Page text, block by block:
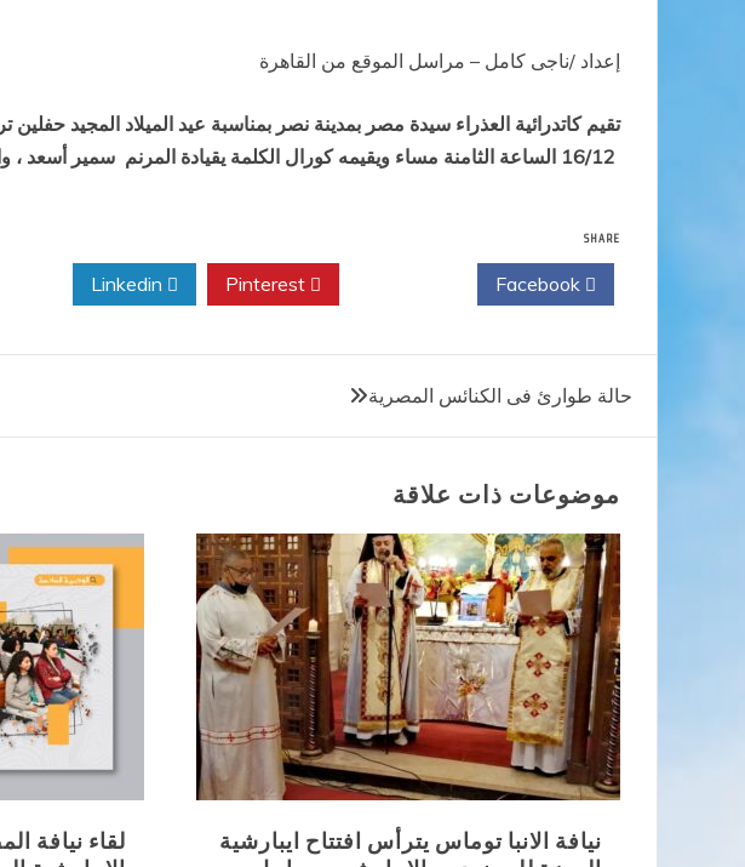
إعداد /ناجى كامل – مراسل الموقع من القاهرة
تقيم كاتدرائية العذراء سيدة مصر بمدينة نصر بمناسبة عيد الميلاد المجيد حفلين
16/12 الساعة الثامنة مساء ويقيمه كورال الكلمة يقيادة المرنم
سمير أسعد ،
SHARE
تصفّح
المقالات
حالة طوارئ فى الكنائس المصرية
موضوعات ذات علاقة
لقاء نيافة
نيافة الانبا توماس يترأس افتتاح ايبارشية